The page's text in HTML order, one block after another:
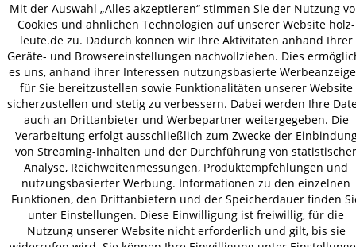
VERSAND
AGB Datenschutz
Impressum
© 2026 HOLZ-LEUTE
* Alle Preise inkl. gesetzl. Mehrwertsteuer zzgl.Versandkosten.
Mit der Auswahl „Alles akzeptieren“ stimmen Sie der Nutzung
Cookies und ähnlichen Technologien auf unserer Website holz-
leute.de zu. Dadurch können wir Ihre Aktivitäten anhand Ihrer
Geräte- und Browsereinstellungen nachvollziehen. Dies
es uns, anhand ihrer Interessen nutzungsbasierte
für Sie bereitzustellen sowie Funktionalitäten unserer Website
sicherzustellen und stetig zu verbessern. Dabei werden Ihre
auch an Drittanbieter und Werbepartner weitergegeben. Die
Verarbeitung erfolgt ausschließlich zum Zwecke der
von Streaming-Inhalten und der Durchführung von statistischer
Analyse, Reichweitenmessungen, Produktempfehlungen und
nutzungsbasierter Werbung. Informationen zu den einzelnen
Funktionen, den Drittanbietern und der Speicherdauer finden
unter Einstellungen. Diese Einwilligung ist freiwillig, für die
Nutzung unserer Website nicht erforderlich und gilt, bis sie